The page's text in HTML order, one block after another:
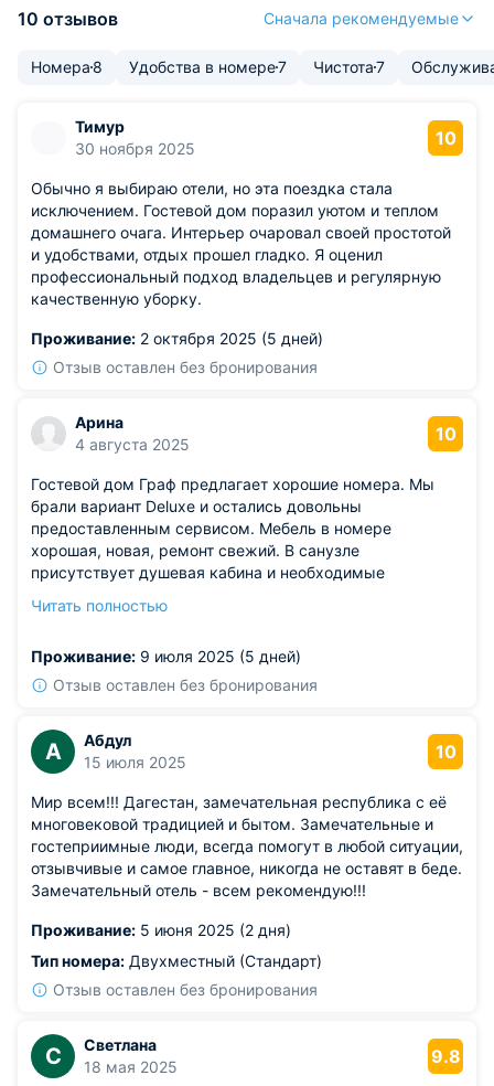
10 отзывов Сначала рекомендуемые
Номера 8 Удобства в номере7 Чистота7
Тимур
30 ноября 2025
10
Обычно я выбираю отели, но эта поездка стала
исключением. Гостевой дом поразил уютом и теплом
домашнего очага. Интерьер очаровал своей простотой
и удобствами, отдых прошел гладко. Я оценил
профессиональный подход владельцев и регулярную
качественную уборку.
Проживание: 2 октября 2025 (5 дней)
Отзыв оставлен без бронирования
Арина
4 августа 2025
10
Гостевой дом Граф предлагает хорошие номера. Мы
брали вариант Deluxe и остались довольны
предоставленным сервисом. Мебель в номере
хорошая, новая, ремонт свежий. В санузле
присутствует душевая кабина и необходимые
Наш номер был на втором этаже, поэтому мы могли
Читать полностью
Проживание: 9 июля 2025 (5 дней)
Отзыв оставлен без бронирования
А
Абдул
15 июля 2025
10
Мир всем!!! Дагестан, замечательная республика с её
многовековой традицией и бытом. Замечательные и
гостеприимные люди, всегда помогут в любой ситуации,
отзывчивые и самое главное, никогда не оставят в беде.
Замечательный отель - всем рекомендую!!!
Проживание: 5 июня 2025 (2 дня)
Тип номера: Двухместный (Стандарт)
Отзыв оставлен без бронирования
С
Светлана
18 мая 2025
9.8